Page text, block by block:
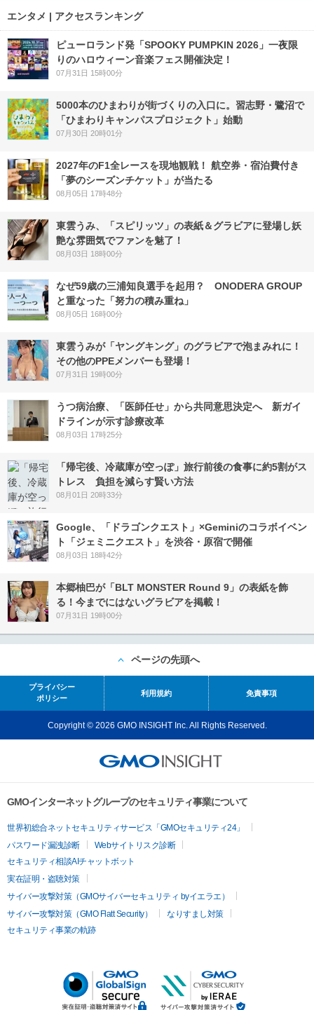
エンタメ | アクセスランキング
ピューロランド発「SPOOKY PUMPKIN 2026」一夜限
りのハロウィーン音楽フェス開催決定！
07月31日 15時00分
5000本のひまわりが街づくりの入口に。習志野・鷺沼で
「ひまわりキャンパスプロジェクト」始動
07月30日 20時01分
2027年のF1全レースを現地観戦！ 航空券・宿泊費付き
「夢のシーズンチケット」が当たる
08月05日 17時48分
東雲うみ、「スピリッツ」の表紙＆グラビアに登場し妖
艶な雰囲気でファンを魅了！
08月03日 18時00分
なぜ59歳の三浦知良選手を起用？ ONODERA GROUP
と重なった「努力の積み重ね」
08月05日 16時00分
東雲うみが「ヤングキング」のグラビアで泡まみれに！
その他のPPEメンバーも登場！
07月31日 19時00分
うつ病治療、「医師任せ」から共同意思決定へ 新ガイ
ドラインが示す診療改革
08月03日 17時25分
「帰宅後、冷蔵庫が空っぽ」旅行前後の食事に約5割がス
トレス 負担を減らす賢い方法
08月01日 20時33分
Google、「ドラゴンクエスト」×Geminiのコラボイベン
ト「ジェミニクエスト」を渋谷・原宿で開催
08月03日 18時42分
本郷柚巴が「BLT MONSTER Round 9」の表紙を飾
る！今までにはないグラビアを掲載！
07月31日 19時00分
ページの先頭へ
プライバシー
ポリシー
利用規約 免責事項
Copyright © 2026 GMO INSIGHT Inc. All Rights Reserved.
GMOインターネットグループのセキュリティ事業について
世界初総合ネットセキュリティサービス「GMOセキュリティ24」
パスワード漏洩診断
Webサイトリスク診断
セキュリティ相談AIチャットボット
実在証明・盗聴対策
サイバー攻撃対策（GMOサイバーセキュリティ byイエラエ）
サイバー攻撃対策（GMO Flatt Security）
なりすまし対策
セキュリティ事業の軌跡